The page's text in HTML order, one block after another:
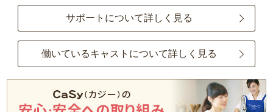
サポートについて詳しく見る
働いているキャストについて詳しく見る